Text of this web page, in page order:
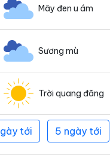
Mây đen u ám
Sương mù
Trời quang đãng
tới 5 ngày tới